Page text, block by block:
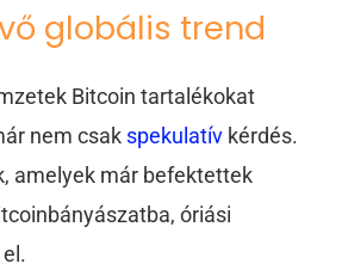
globális trend
Bitcoin tartalékokat
nem csak spekulatív kérdés.
amelyek már befektettek
óriási